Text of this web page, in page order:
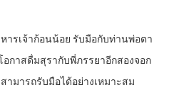
ารเจ้าก้อนน้อย รับมือกับท่านพ่อตา
กาสดื่มสุรากับพี่ภรรยาอีกสองจอก
ามารถรับมือได้อย่างเหมาะสม